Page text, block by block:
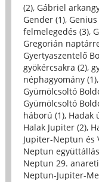
(2), Gábriel
Gender (1),
felmelegedés (3),
Gregorián
Gyertyaszentelő
gyökércsakra (2),
néphagyomány (1),
Gyümölcsoltó
Gyümölcsoltó
háború (1), Hadak
Halak Jupiter (2),
Jupiter-Neptun és
Neptun
Neptun 29.
Neptun-Jupiter-